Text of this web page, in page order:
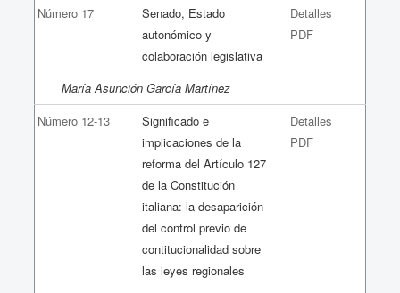
Número 17
Senado, Estado
autonómico y
colaboración legislativa
Detalles
PDF
María Asunción García Martínez
Número 12-13
Significado e
implicaciones de la
reforma del Artículo 127
de la Constitución
italiana: la desaparición
del control previo de
contitucionalidad sobre
las leyes regionales
Detalles
PDF